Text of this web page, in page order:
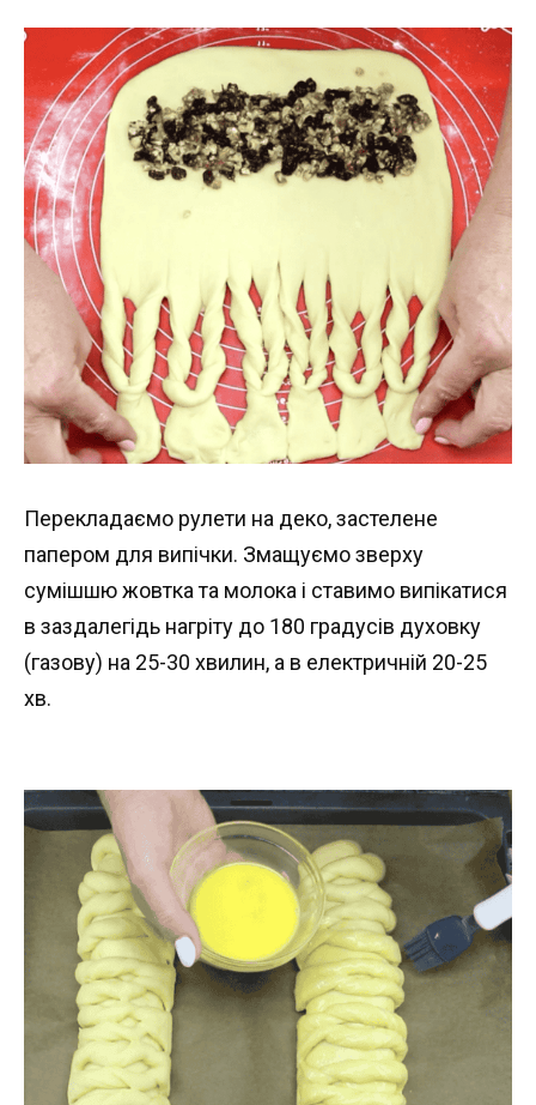
Перекладаємо рулети на деко, застелене
папером для випічки. Змащуємо зверху
сумішшю жовтка та молока і ставимо випікатися
в заздалегідь нагріту до 180 градусів духовку
(газову) на 25-30 хвилин, а в електричній 20-25
хв.